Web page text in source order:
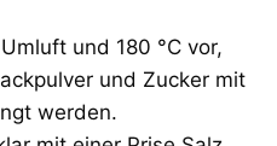
und 180 °C vor,
und Zucker mit
werden.